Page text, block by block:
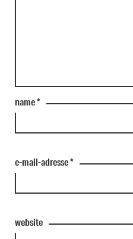
name*
e-mail-adresse*
website